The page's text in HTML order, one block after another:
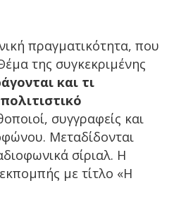
πραγματικότητα, που
της συγκεκριμένης
και τι
συγγραφείς και
Μεταδίδονται
σίριαλ. Η
με τίτλο «Η